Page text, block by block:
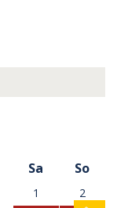
Sa So
1
2